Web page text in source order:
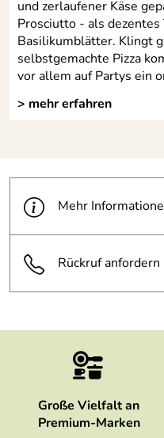
und zerlaufener Käse
Prosciutto - als dezentes
Basilikumblätter. Klingt
selbstgemachte Pizza
vor allem auf Partys ein
> mehr erfahren
Mehr
Rückruf anfordern
Große Vielfalt an
Premium-Marken